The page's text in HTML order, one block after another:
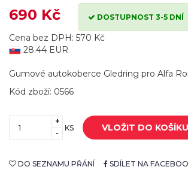
690 Kč DOSTUPNOST 3-5 DNÍ
Cena bez DPH: 570 Kč
28.44 EUR
Gumové autokoberce Gledring pro Alfa
Kód zboží: 0566
+
-
KS VLOŽIT DO KOŠÍKU
DO SEZNAMU PŘÁNÍ SDÍLET NA